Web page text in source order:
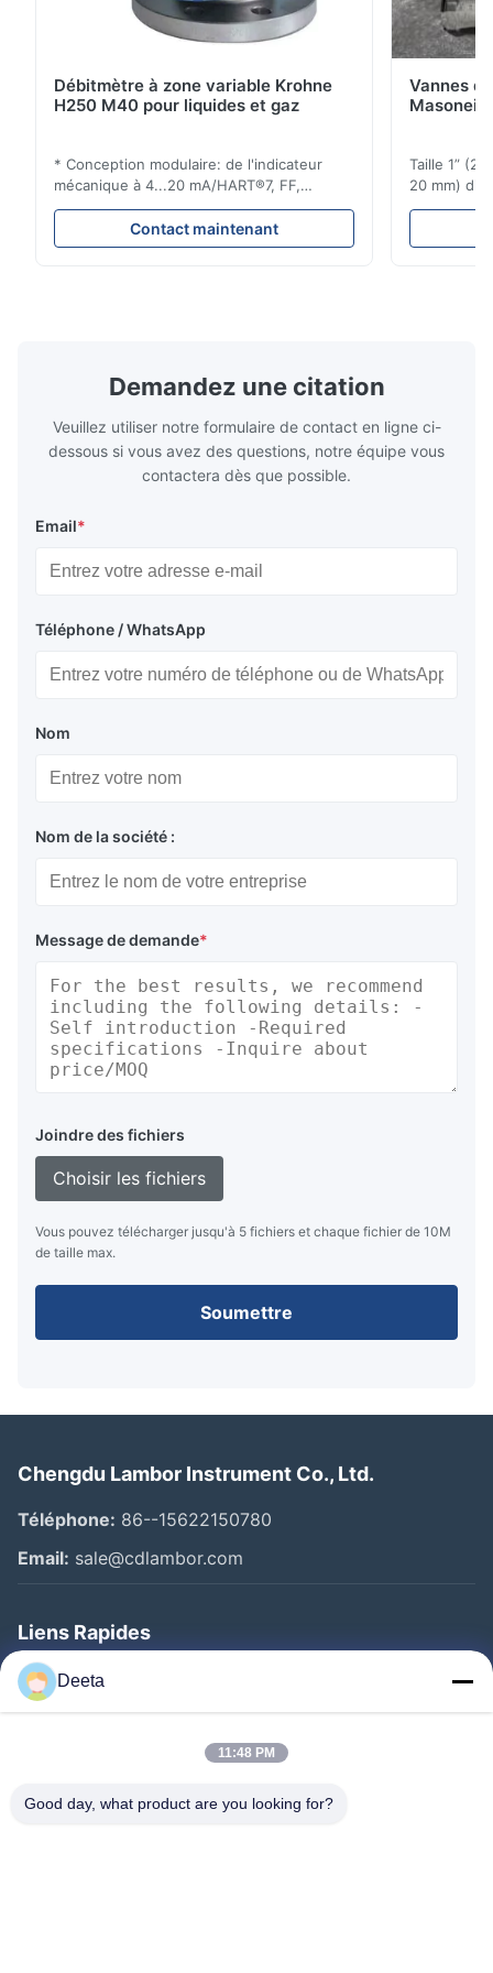
Débitmètre à zone variable Krohne
H250 M40 pour liquides et gaz
* Conception modulaire: de l'indicateur
mécanique à 4...20 mA/HART®7, FF,
Profibus-PA et totalizateur * N'importe
quelle position d'installation: verticale,
horizontale ou dans les tuyaux
Contact maintenant
Vannes
Taille 1”
20 mm)
brides :
Demandez une citation
Veuillez utiliser notre formulaire de contact en ligne ci-
dessous si vous avez des questions, notre équipe vous
contactera dès que possible.
Email*
Téléphone / WhatsApp
Nom
Nom de la société :
Message de demande*
Joindre des fichiers
Choisir les fichiers
Vous pouvez télécharger jusqu'à 5 fichiers et chaque fichier de 10M
de taille max.
Soumettre
Chengdu Lambor Instrument Co., Ltd.
Téléphone: 86--15622150780
Email: sale@cdlambor.com
Liens Rapides
Aperçu
Produits
Visite D'usine
Deeta
11:48 PM
Good day, what product are you looking for?